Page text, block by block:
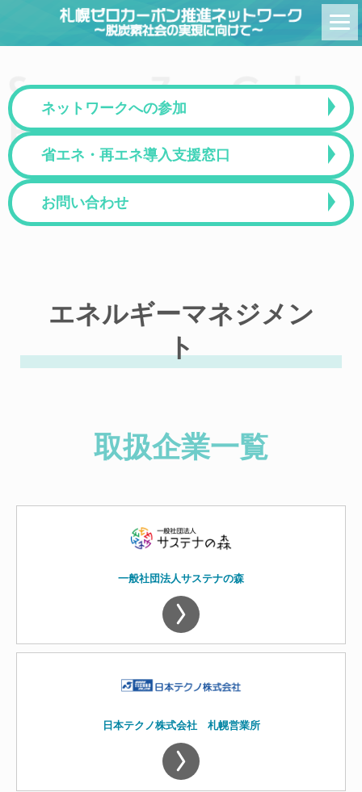
ネットワークへの参加
省エネ・再エネ導入支援窓口
お問い合わせ
エネルギーマネジメン
ト
取扱企業一覧
一般社団法人サステナの森
日本テクノ株式会社 札幌営業所